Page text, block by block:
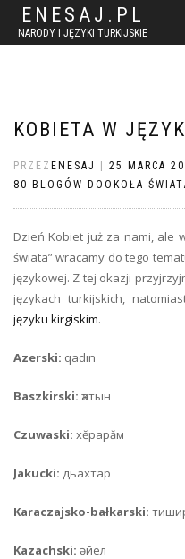
ENESAJ.PL
NARODY I JĘZYKI TURKIJSKIE
KOBIETA W
PRZEZ ENESAJ 25 MARCA
80 BLOGÓW DOOKOŁA
Dzień Kobiet już za nami, ale
świata” wracamy do tego
językowej. Z tej okazji
językach turkijskich,
języku kirgiskim.
Azerski: qadın
Baszkirski: ҡатын
Czuwaski: хĕрарăм
Jakucki: дьахтар
Karaczajsko-bałkarski:
Kazachski: әйел